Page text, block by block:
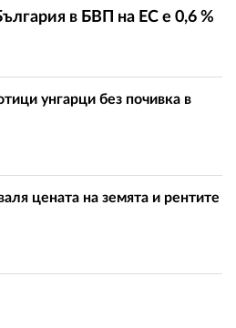
в БВП на ЕС е 0,6 %
унгарци без почивка в
цената на земята и рентите